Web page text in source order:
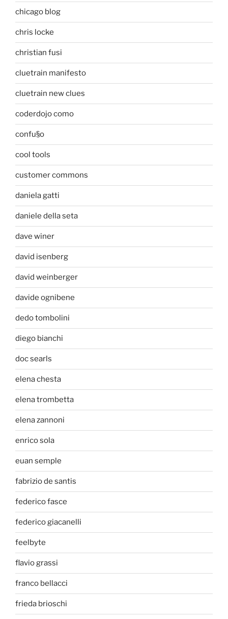
chicago blog
chris locke
christian fusi
cluetrain manifesto
cluetrain new clues
coderdojo como
confu§o
cool tools
customer commons
daniela gatti
daniele della seta
dave winer
david isenberg
david weinberger
davide ognibene
dedo tombolini
diego bianchi
doc searls
elena chesta
elena trombetta
elena zannoni
enrico sola
euan semple
fabrizio de santis
federico fasce
federico giacanelli
feelbyte
flavio grassi
franco bellacci
frieda brioschi